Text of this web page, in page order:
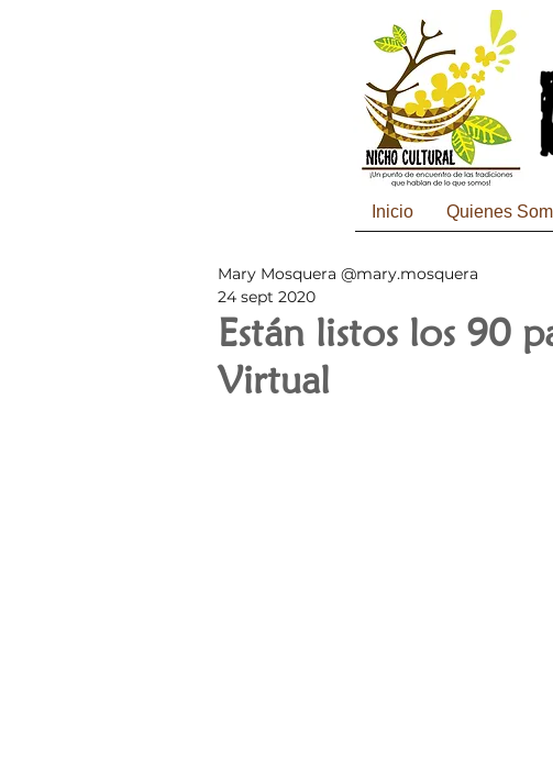
Inicio Quienes
Están listos los 90
Virtual
Mary Mosquera @mary.mosquera
24 sept 2020